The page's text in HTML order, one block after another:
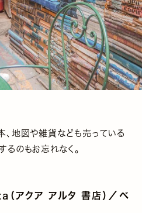
、地図や雑貨なども売っている
るのもお忘れなく。
クア アルタ 書店）／ベ